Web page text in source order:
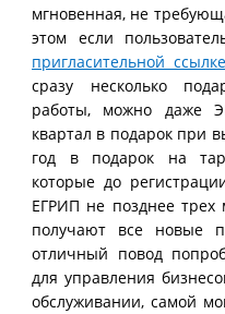
мгновенная, не
этом если
пригласительной ссылке
сразу несколько
работы, можно даже
квартал в подарок при
год в подарок на
которые до
ЕГРИП не позднее трех
получают все новые
отличный повод
для управления
обслуживании, самой